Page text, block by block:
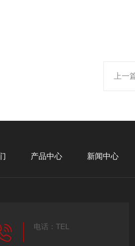
上一
产品中心 新闻中心
电话：TEL